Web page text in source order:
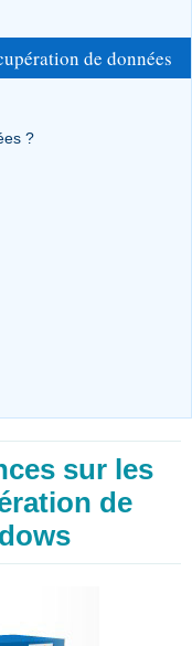
de données
?
sur les
de